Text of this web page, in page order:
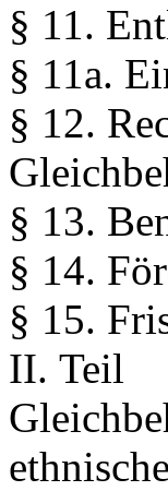
§ 11.
§ 11a.
§ 12.
§ 13.
§ 14.
§ 15.
II. Teil